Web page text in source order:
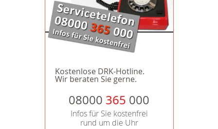
Kostenlose DRK-Hotline.
Wir beraten Sie gerne.
08000 365 000
Infos für Sie kostenfrei
rund um die Uhr